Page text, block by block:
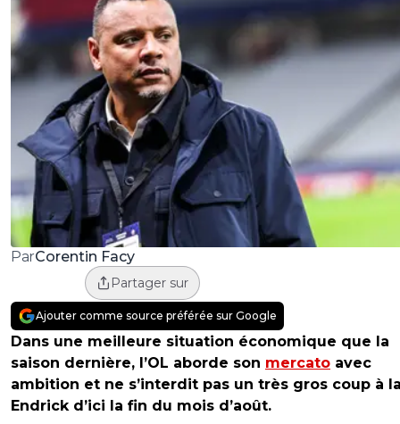
ParCorentin Facy
Partager sur
Ajouter comme source préférée sur Google
Dans une meilleure situation économique que la
saison dernière, l’OL aborde son mercato avec
ambition et ne s’interdit pas un très gros coup à
Endrick d’ici la fin du mois d’août.